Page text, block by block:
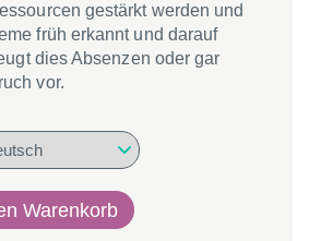
gestärkt werden und
früh erkannt und darauf
dies Absenzen oder gar
vor.
Warenkorb